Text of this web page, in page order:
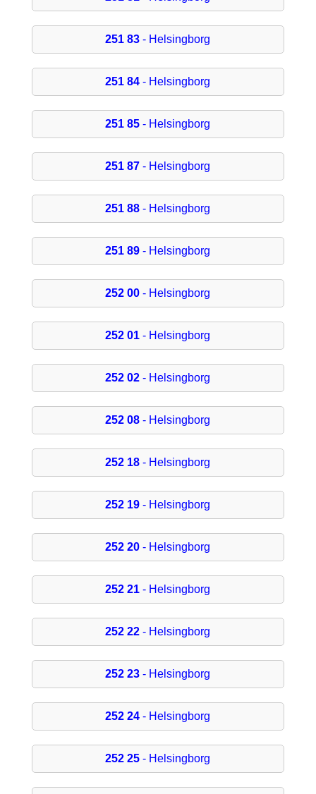
251 83 - Helsingborg
251 84 - Helsingborg
251 85 - Helsingborg
251 87 - Helsingborg
251 88 - Helsingborg
251 89 - Helsingborg
252 00 - Helsingborg
252 01 - Helsingborg
252 02 - Helsingborg
252 08 - Helsingborg
252 18 - Helsingborg
252 19 - Helsingborg
252 20 - Helsingborg
252 21 - Helsingborg
252 22 - Helsingborg
252 23 - Helsingborg
252 24 - Helsingborg
252 25 - Helsingborg